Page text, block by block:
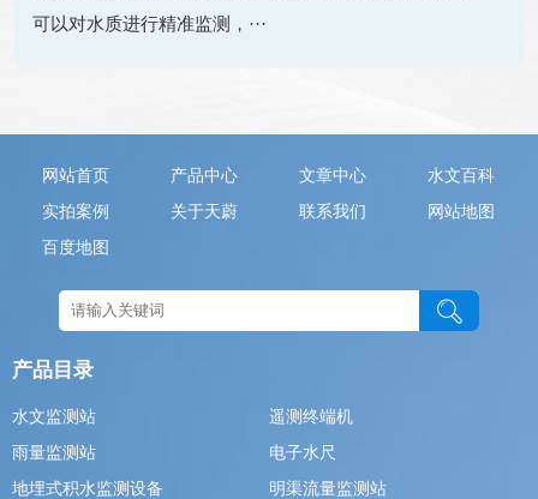
可以对水质进行精准监测，···
网站首页 产品中心 文章中心
水文百科
实拍案例
关于天蔚 联系我们
网站地图
百度地图
产品目录
水文监测站
遥测终端机
雨量监测站
电子水尺
地埋式积水监测设备
明渠流量监测站